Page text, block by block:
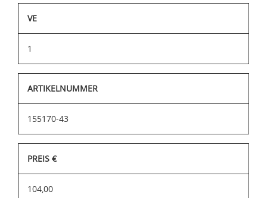
VE
1
ARTIKELNUMMER
155170-43
PREIS €
104,00